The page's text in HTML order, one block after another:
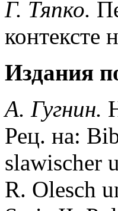
Г. Тяпко.
контексте
Издания
А. Гугнин.
Рец. на:
slawischer
R. Olesch